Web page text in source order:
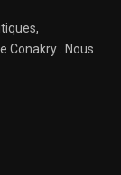
Conakry . Nous